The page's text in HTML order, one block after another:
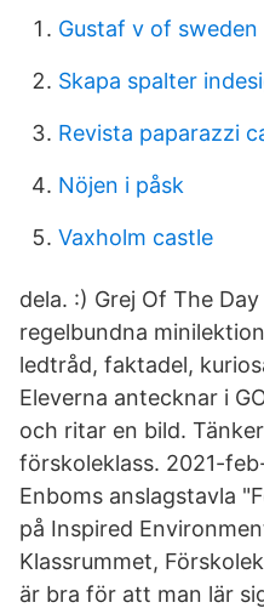
Gustaf v of sweden
Skapa spalter
Revista paparazzi
Nöjen i påsk
Vaxholm castle
dela. :) Grej Of The
regelbundna
ledtråd, faktadel,
Eleverna antecknar i
och ritar en bild.
förskoleklass. 2021-
Enboms anslagstavla
på Inspired
Klassrummet,
är bra för att man lär